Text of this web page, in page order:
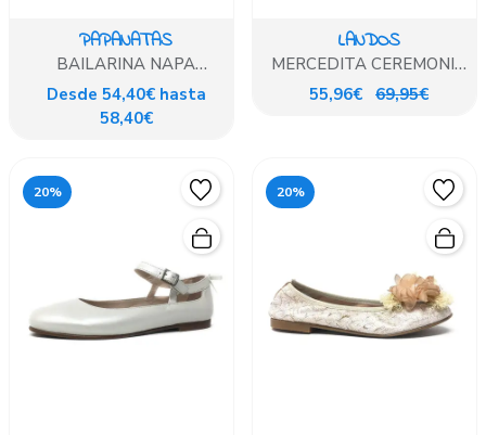
PAPANATAS
BAILARINA NAPA
PERLADO
Desde 54,40€ hasta
58,40€
LANDOS
MERCEDITA CEREMONIA
CREMA
55,96€ 69,95€
20% 20%